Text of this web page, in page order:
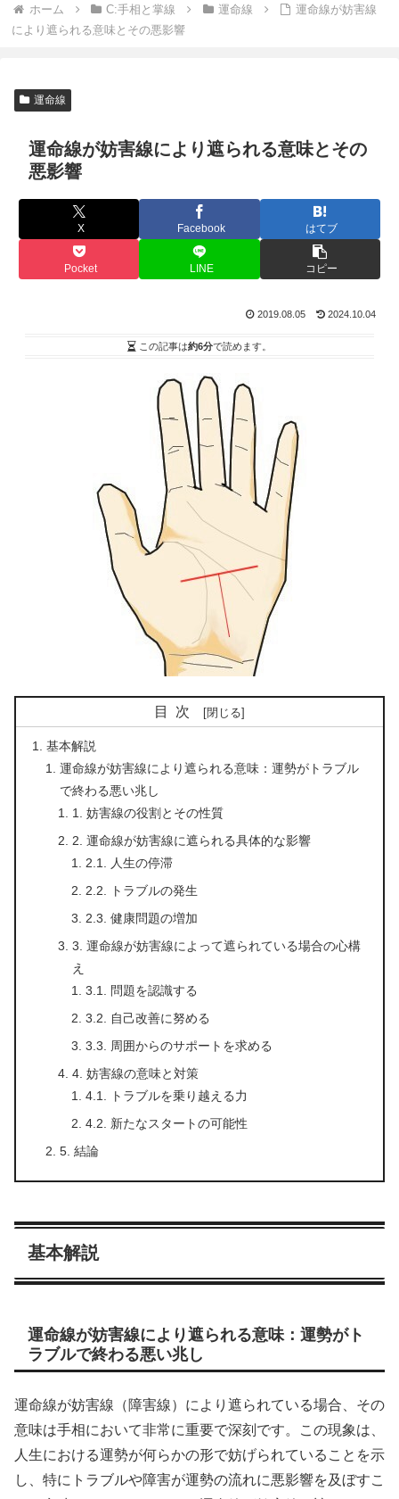
ホーム C:手相と掌線 運命線
運命線が妨害線
により遮られる意味とその悪影響
運命線
運命線が妨害線により遮られる意味とその
悪影響
X Facebook はてブ
Pocket LINE コピー
2019.08.05 2024.10.04
この記事は約6分で読めます。
目次
基本解説
運命線が妨害線により遮られる意味：運勢がトラブル
で終わる悪い兆し
1. 妨害線の役割とその性質
2. 運命線が妨害線に遮られる具体的な影響
2.1. 人生の停滞
2.2. トラブルの発生
2.3. 健康問題の増加
3. 運命線が妨害線によって遮られている場合の心構
え
3.1. 問題を認識する
3.2. 自己改善に努める
3.3. 周囲からのサポートを求める
4. 妨害線の意味と対策
4.1. トラブルを乗り越える力
4.2. 新たなスタートの可能性
5. 結論
基本解説
運命線が妨害線により遮られる意味：運勢がト
ラブルで終わる悪い兆し
運命線が妨害線（障害線）により遮られている場合、その
意味は手相において非常に重要で深刻です。この現象は、
人生における運勢が何らかの形で妨げられていることを示
し、特にトラブルや障害が運勢の流れに悪影響を及ぼすこ